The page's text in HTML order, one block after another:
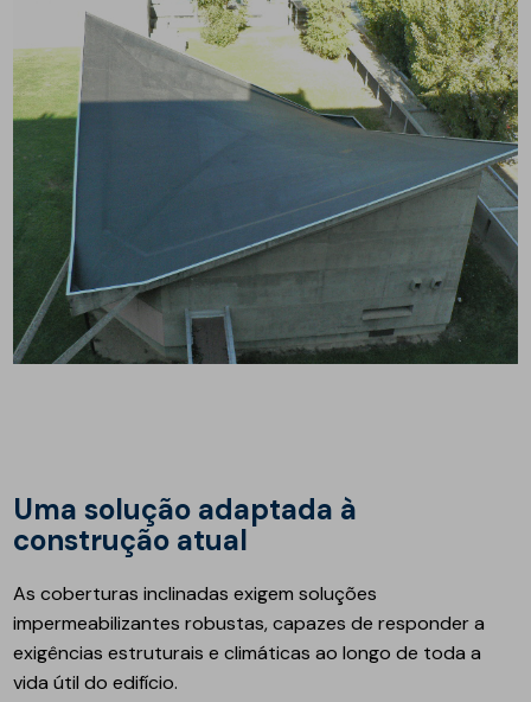
Uma solução adaptada à
construção atual
As coberturas inclinadas exigem soluções
impermeabilizantes robustas, capazes de responder a
exigências estruturais e climáticas ao longo de toda a
vida útil do edifício.